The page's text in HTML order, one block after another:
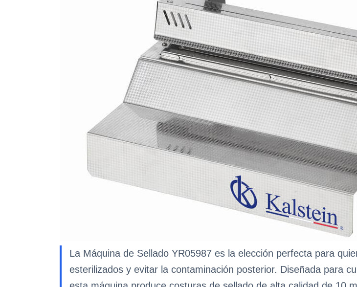
La Máquina de Sellado YR05987 es la elección perfecta para
esterilizados y evitar la contaminación posterior. Diseñada para